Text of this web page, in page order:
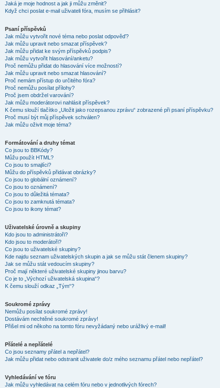
Jaká je moje hodnost a jak ji můžu změnit?
Když chci poslat e-mail uživateli fóra, musím se přihlásit?
Psaní příspěvků
Jak můžu vytvořit nové téma nebo poslat odpověď?
Jak můžu upravit nebo smazat příspěvek?
Jak můžu přidat ke svým příspěvků podpis?
Jak můžu vytvořit hlasování/anketu?
Proč nemůžu přidat do hlasování více možností?
Jak můžu upravit nebo smazat hlasování?
Proč nemám přístup do určitého fóra?
Proč nemůžu posílat přílohy?
Proč jsem obdržel varování?
Jak můžu moderátorovi nahlásit příspěvek?
K čemu slouží tlačítko „Uložit jako rozepsanou zprávu“ zobrazené při psaní příspěvku?
Proč musí být můj příspěvek schválen?
Jak můžu oživit moje téma?
Formátování a druhy témat
Co jsou to BBKódy?
Můžu použít HTML?
Co jsou to smajlíci?
Můžu do příspěvků přidávat obrázky?
Co jsou to globální oznámení?
Co jsou to oznámení?
Co jsou to důležitá témata?
Co jsou to zamknutá témata?
Co jsou to ikony témat?
Uživatelské úrovně a skupiny
Kdo jsou to administrátoři?
Kdo jsou to moderátoři?
Co jsou to uživatelské skupiny?
Kde najdu seznam uživatelských skupin a jak se můžu stát členem skupiny?
Jak se můžu stát vedoucím skupiny?
Proč mají některé uživatelské skupiny jinou barvu?
Co je to „Výchozí uživatelská skupina“?
K čemu slouží odkaz „Tým“?
Soukromé zprávy
Nemůžu posílat soukromé zprávy!
Dostávám nechtěné soukromé zprávy!
Přišel mi od někoho na tomto fóru nevyžádaný nebo urážlivý e-mail!
Přátelé a nepřátelé
Co jsou seznamy přátel a nepřátel?
Jak můžu přidat nebo odstranit uživatele do/z mého seznamu přátel nebo nepřátel?
Vyhledávání ve fóru
Jak můžu vyhledávat na celém fóru nebo v jednotlivých fórech?